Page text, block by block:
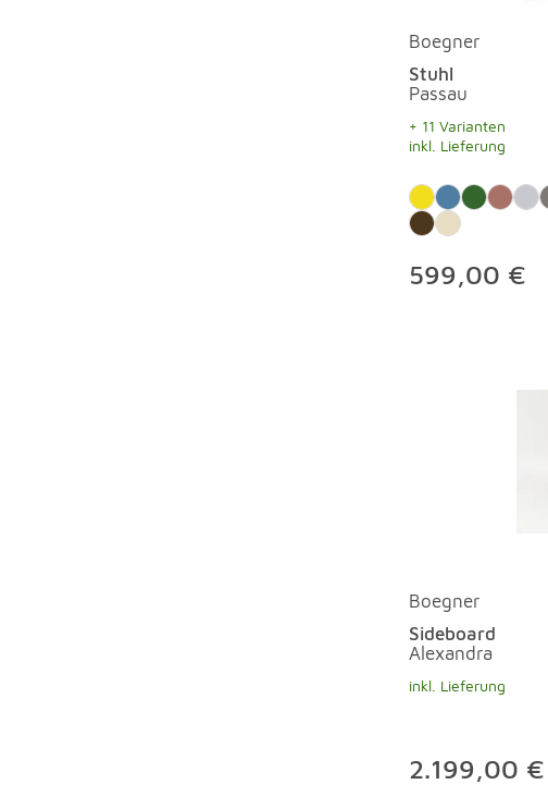
Boegner
Stuhl
Passau
+ 11 Varianten
inkl. Lieferung
599,00 €
Boegner
Sideboard
Alexandra
inkl. Lieferung
2.199,00 €